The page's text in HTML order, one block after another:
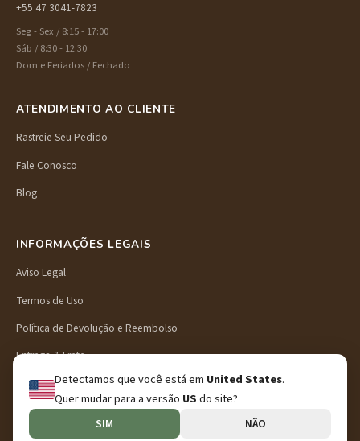
Detectamos que você está em United States.
Quer mudar para a versão USdo site?
SIM NÃO
+55 47 3041-7823
Seg - Sex / 8:15 - 17:00
Sáb / 8:30 - 12:30
Dom e Feriados / Fechado
ATENDIMENTO AO CLIENTE
Rastreie Seu Pedido
Fale Conosco
Blog
INFORMAÇÕES LEGAIS
Aviso Legal
Termos de Uso
Política de Devolução e Reembolso
Entrega & Frete
Política de Privacidade